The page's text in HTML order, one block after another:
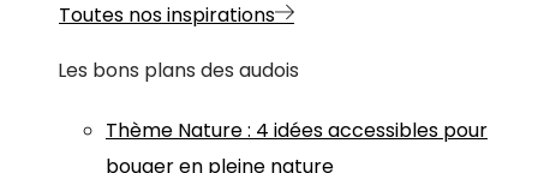
Toutes nos inspirations
Les bons plans des audois
Thème Nature: 4 idées accessibles pour
bouger en pleine nature